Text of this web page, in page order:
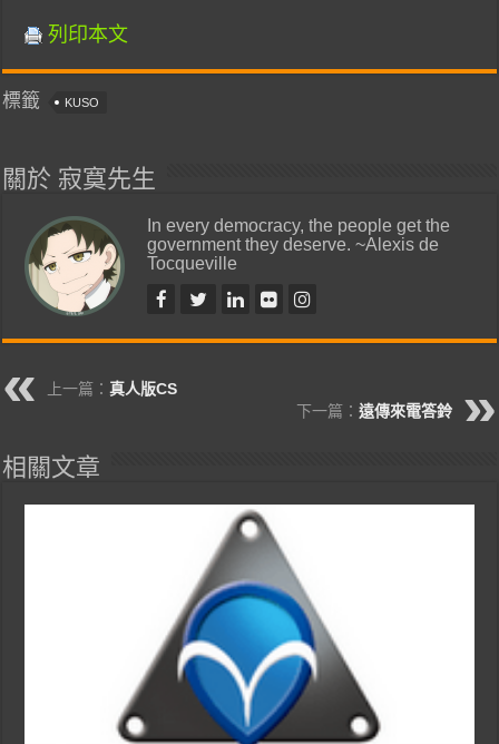
列印本文
標籤 KUSO
關於 寂寞先生
In every democracy, the people get the
government they deserve. ~Alexis de
Tocqueville
上一篇：真人版CS
下一篇： 遠傳來電答鈴
相關文章